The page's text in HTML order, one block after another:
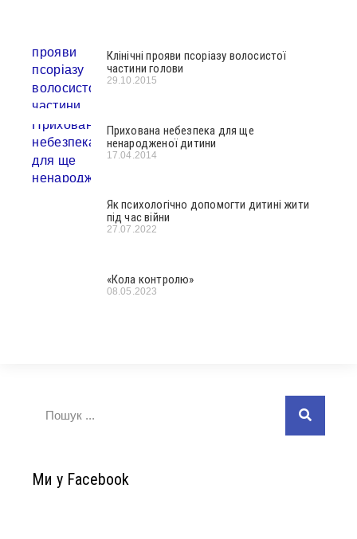
Клінічні прояви псоріазу волосистої
частини голови
29.10.2015
Прихована небезпека для ще
ненародженої дитини
17.04.2014
Як психологічно допомогти дитині жити
під час війни
27.07.2022
«Кола контролю»
08.05.2023
Ми у Facebook